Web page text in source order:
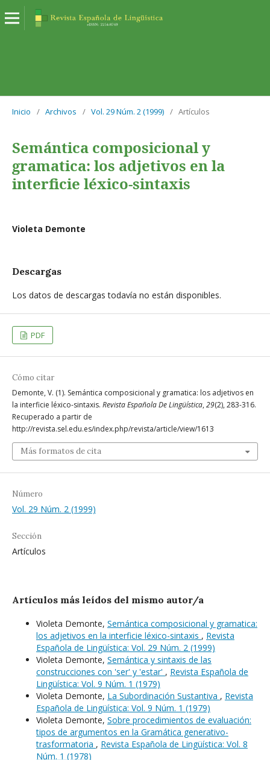
Inicio / Archivos / Vol. 29 Núm. 2 (1999) / Artículos
Semántica composicional y
gramatica: los adjetivos en la
interficie léxico-sintaxis
Violeta Demonte
Descargas
Los datos de descargas todavía no están disponibles.
PDF
Cómo citar
Demonte, V. (1). Semántica composicional y gramatica: los adjetivos en
la interficie léxico-sintaxis. Revista Española De Lingüística, 29(2), 283-316.
Recuperado a partir de
http://revista.sel.edu.es/index.php/revista/article/view/1613
Más formatos de cita
Número
Vol. 29 Núm. 2 (1999)
Sección
Artículos
Artículos más leídos del mismo autor/a
Violeta Demonte, Semántica composicional y gramatica:
los adjetivos en la interficie léxico-sintaxis , Revista
Española de Lingüística: Vol. 29 Núm. 2 (1999)
Violeta Demonte, Semántica y sintaxis de las
construcciones con 'ser' y 'estar' , Revista Española de
Lingüística: Vol. 9 Núm. 1 (1979)
Violeta Demonte, La Subordinación Sustantiva , Revista
Española de Lingüística: Vol. 9 Núm. 1 (1979)
Violeta Demonte, Sobre procedimientos de evaluación:
tipos de argumentos en la Gramática generativo-
trasformatoria , Revista Española de Lingüística: Vol. 8
Núm. 1 (1978)